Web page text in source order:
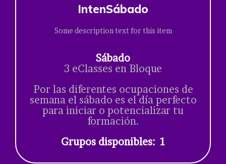
IntenSábado
Some description text for this item
Sábado
3 eClasses en Bloque
Por las diferentes ocupaciones de
semana el sábado es el día perfecto
para iniciar o potencializar tu
formación.
Grupos disponibles: 1